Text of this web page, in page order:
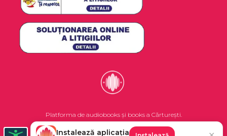
Platforma de audiobooks și books a Cărturești.
Instalează aplicația